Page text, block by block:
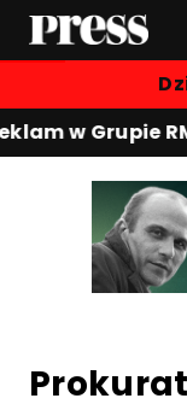
RMF |